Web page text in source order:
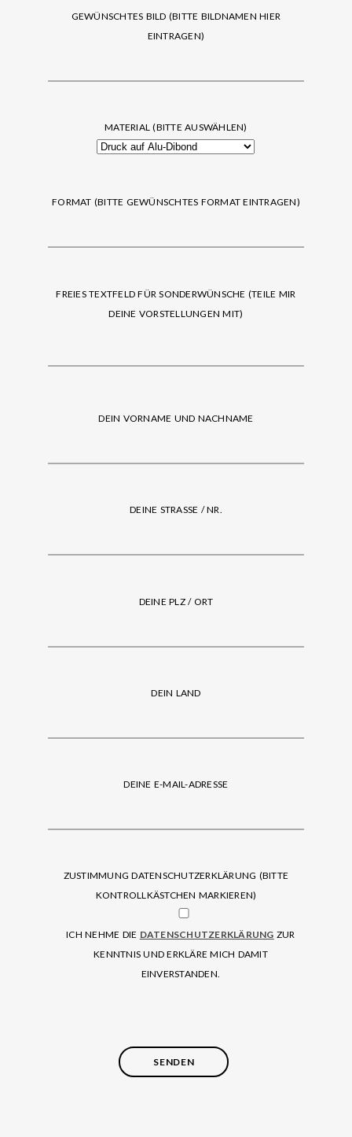
GEWÜNSCHTES BILD (BITTE BILDNAMEN HIER
EINTRAGEN)
MATERIAL (BITTE AUSWÄHLEN)
FORMAT (BITTE GEWÜNSCHTES FORMAT EINTRAGEN)
FREIES TEXTFELD FÜR SONDERWÜNSCHE (TEILE MIR
DEINE VORSTELLUNGEN MIT)
DEIN VORNAME UND NACHNAME
DEINE STRASSE / NR.
DEINE PLZ / ORT
DEIN LAND
DEINE E-MAIL-ADRESSE
ZUSTIMMUNG DATENSCHUTZERKLÄRUNG (BITTE
KONTROLLKÄSTCHEN MARKIEREN)
ICH NEHME DIE DATENSCHUTZERKLÄRUNG ZUR
KENNTNIS UND ERKLÄRE MICH DAMIT
EINVERSTANDEN.